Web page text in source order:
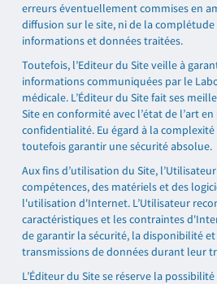
erreurs éventuellement commises en
diffusion sur le site, ni de la
informations et données traitées.
Toutefois, l’Editeur du Site veille à
informations communiquées par le
médicale. L’Éditeur du Site fait ses
Site en conformité avec l’état de l’art
confidentialité. Eu égard à la
toutefois garantir une sécurité absolue.
Aux fins d’utilisation du Site,
compétences, des matériels et des
l'utilisation d'Internet. L’Utilisateur
caractéristiques et les contraintes
de garantir la sécurité, la disponibilité
transmissions de données durant leur
L’Éditeur du Site se réserve la